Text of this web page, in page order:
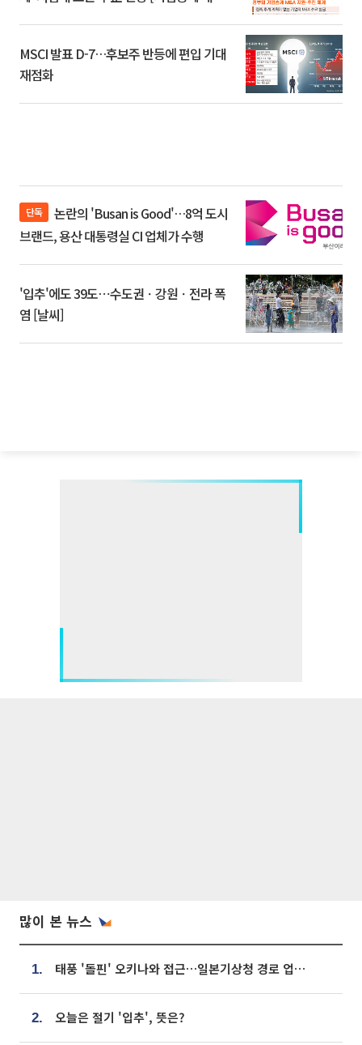
MSCI 발표 D-7…후보주 반등에 편입 기대
재점화
단독
브랜드, 용산 대통령실 CI 업체가 수행
'입추'에도 39도⋯수도권ㆍ강원ㆍ전라 폭
염 [날씨]
많이 본 뉴스
1. 태풍 '돌핀' 오키나와 접근…일본기상청 경로 업데이트
2. 오늘은 절기 '입추', 뜻은?